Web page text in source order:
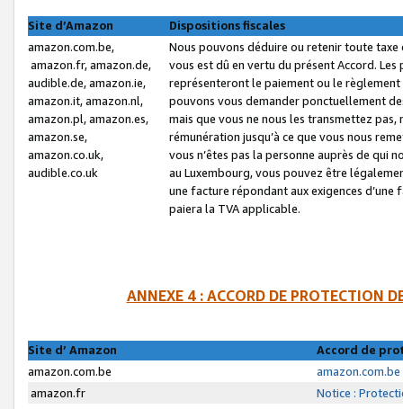
Site d’Amazon
Dispositions fiscales
amazon.com.be,
amazon.fr, amazon.de,
audible.de, amazon.ie,
amazon.it, amazon.nl,
amazon.pl, amazon.es,
amazon.se,
amazon.co.uk,
audible.co.uk
Nous pouvons déduire ou retenir toute
vous est dû en vertu du présent Accord.
représenteront le paiement ou le
pouvons vous demander ponctuellement
mais que vous ne nous les transmettez
rémunération jusqu’à ce que vous nous
vous n’êtes pas la personne auprès de qui
au Luxembourg, vous pouvez être
une facture répondant aux exigences
paiera la TVA applicable.
ANNEXE 4 : ACCORD DE PROTECTION
Site d’ Amazon
Accord de
amazon.com.be
amazon.fr
Notice :